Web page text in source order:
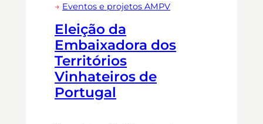
→ Eventos e projetos AMPV
Eleição da
Embaixadora dos
Territórios
Vinhateiros de
Portugal